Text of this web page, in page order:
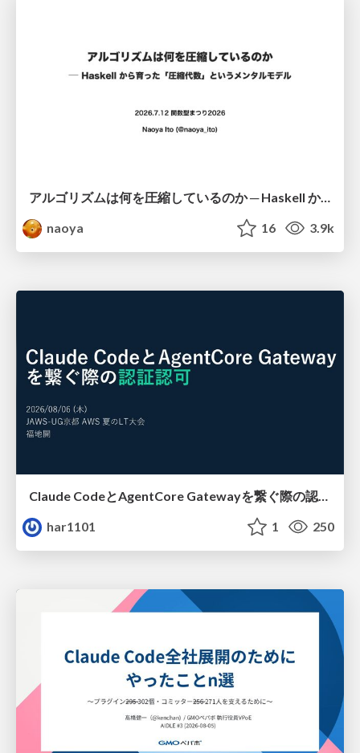
アルゴリズムは何を圧縮しているのか ─ Haskell から育った「圧縮代数」というメンタルモデル
naoya
16 3.9k
Claude CodeとAgentCore Gatewayを繋ぐ際の認証認可 / Authentication and authorization when connecting Claude Code with AgentCore Gateway
har1101
1 250